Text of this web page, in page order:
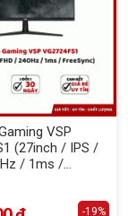
VSP
(27inch / IPS /
/ 1ms /
-19%